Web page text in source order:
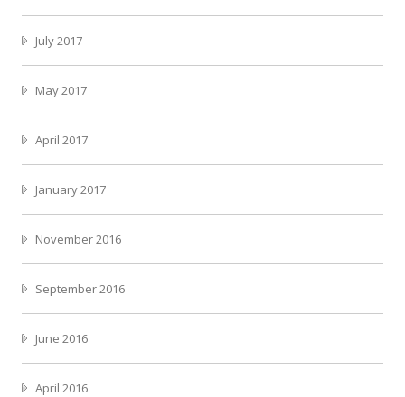
July 2017
May 2017
April 2017
January 2017
November 2016
September 2016
June 2016
April 2016